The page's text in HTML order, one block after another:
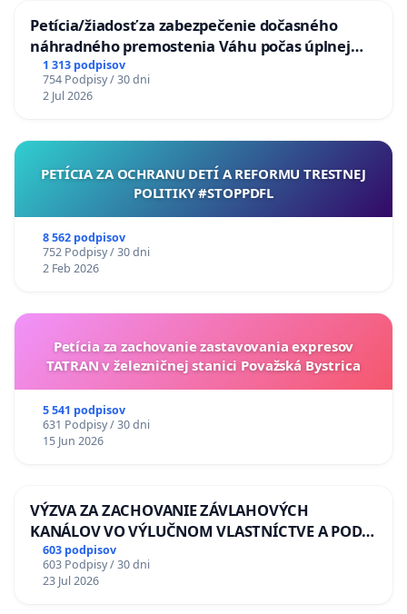
Petícia/žiadosť za zabezpečenie dočasného
náhradného premostenia Váhu počas úplnej
uzávery Vážskeho mosta v Komárne
1 313 podpisov
754 Podpisy / 30 dni
2 Jul 2026
PETÍCIA ZA OCHRANU DETÍ A REFORMU TRESTNEJ
POLITIKY #STOPPDFL
8 562 podpisov
752 Podpisy / 30 dni
2 Feb 2026
Petícia za zachovanie zastavovania expresov
TATRAN v železničnej stanici Považská Bystrica
5 541 podpisov
631 Podpisy / 30 dni
15 Jun 2026
VÝZVA ZA ZACHOVANIE ZÁVLAHOVÝCH
KANÁLOV VO VÝLUČNOM VLASTNÍCTVE A POD
KONTROLOU SLOVENSKEJ REPUBLIKY & žiadosť
na riešenie zanedbaného stavu závlahových a
odvodňovacích kanálov na Slovensku
603 podpisov
603 Podpisy / 30 dni
23 Jul 2026